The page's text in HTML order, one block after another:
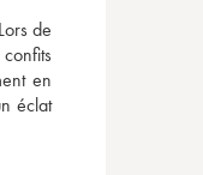
de
en
éclat